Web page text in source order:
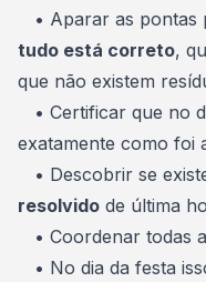
• Aparar as pontas
tudo está correto,
que não existem
• Certificar que no
exatamente como foi
• Descobrir se
resolvido de última
• Coordenar todas
• No dia da festa